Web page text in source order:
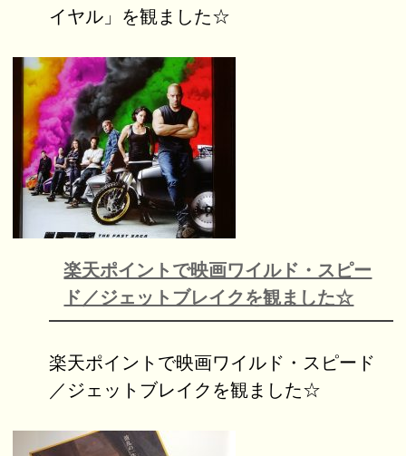
イヤル」を観ました☆
楽天ポイントで映画ワイルド・スピー
ド／ジェットブレイクを観ました☆
楽天ポイントで映画ワイルド・スピード
／ジェットブレイクを観ました☆